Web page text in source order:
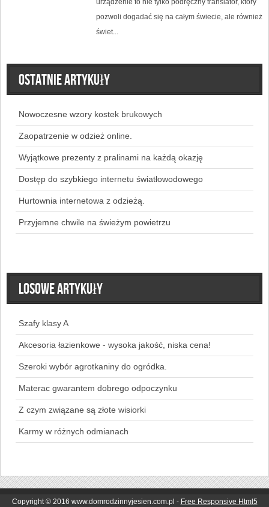
urządzenie to nie tylko podręczny translator, który
pozwoli dogadać się na całym świecie, ale również
świet...
Ostatnie artykuły
Nowoczesne wzory kostek brukowych
Zaopatrzenie w odzież online.
Wyjątkowe prezenty z pralinami na każdą okazję
Dostęp do szybkiego internetu światłowodowego
Hurtownia internetowa z odzieżą.
Przyjemne chwile na świeżym powietrzu
Losowe artykuły
Szafy klasy A
Akcesoria łazienkowe - wysoka jakość, niska cena!
Szeroki wybór agrotkaniny do ogródka.
Materac gwarantem dobrego odpoczynku
Z czym związane są złote wisiorki
Karmy w różnych odmianach
Copyright © 2016 www.domrodzinnyjesien.com.pl - Free Responsive Html5